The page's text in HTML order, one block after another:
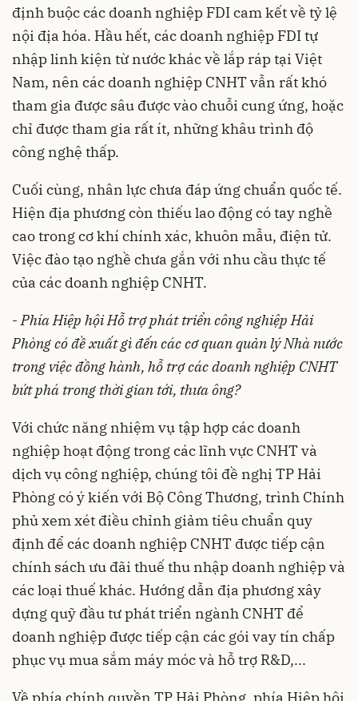
định buộc các doanh nghiệp FDI cam kết về tỷ lệ
nội địa hóa. Hầu hết, các doanh nghiệp FDI tự
nhập linh kiện từ nước khác về lắp ráp tại Việt
Nam, nên các doanh nghiệp CNHT vẫn rất khó
tham gia được sâu được vào chuỗi cung ứng, hoặc
chỉ được tham gia rất ít, những khâu trình độ
công nghệ thấp.
Cuối cùng, nhân lực chưa đáp ứng chuẩn quốc tế.
Hiện địa phương còn thiếu lao động có tay nghề
cao trong cơ khí chính xác, khuôn mẫu, điện tử.
Việc đào tạo nghề chưa gắn với nhu cầu thực tế
của các doanh nghiệp CNHT.
-Phía Hiệp hội Hỗ trợ phát triển công nghiệp Hải
Phòng có đề xuất gì đến các cơ quan quản lý Nhà nước
trong việc đồng hành, hỗ trợ các doanh nghiệp CNHT
bứt phá trong thời gian tới, thưa ông?
Với chức năng nhiệm vụ tập hợp các doanh
nghiệp hoạt động trong các lĩnh vực CNHT và
dịch vụ công nghiệp, chúng tôi đề nghị TP Hải
Phòng có ý kiến với Bộ Công Thương, trình Chính
phủ xem xét điều chỉnh giảm tiêu chuẩn quy
định để các doanh nghiệp CNHT được tiếp cận
chính sách ưu đãi thuế thu nhập doanh nghiệp và
các loại thuế khác. Hướng dẫn địa phương xây
dựng quỹ đầu tư phát triển ngành CNHT để
doanh nghiệp được tiếp cận các gói vay tín chấp
phục vụ mua sắm máy móc và hỗ trợ R&D,...